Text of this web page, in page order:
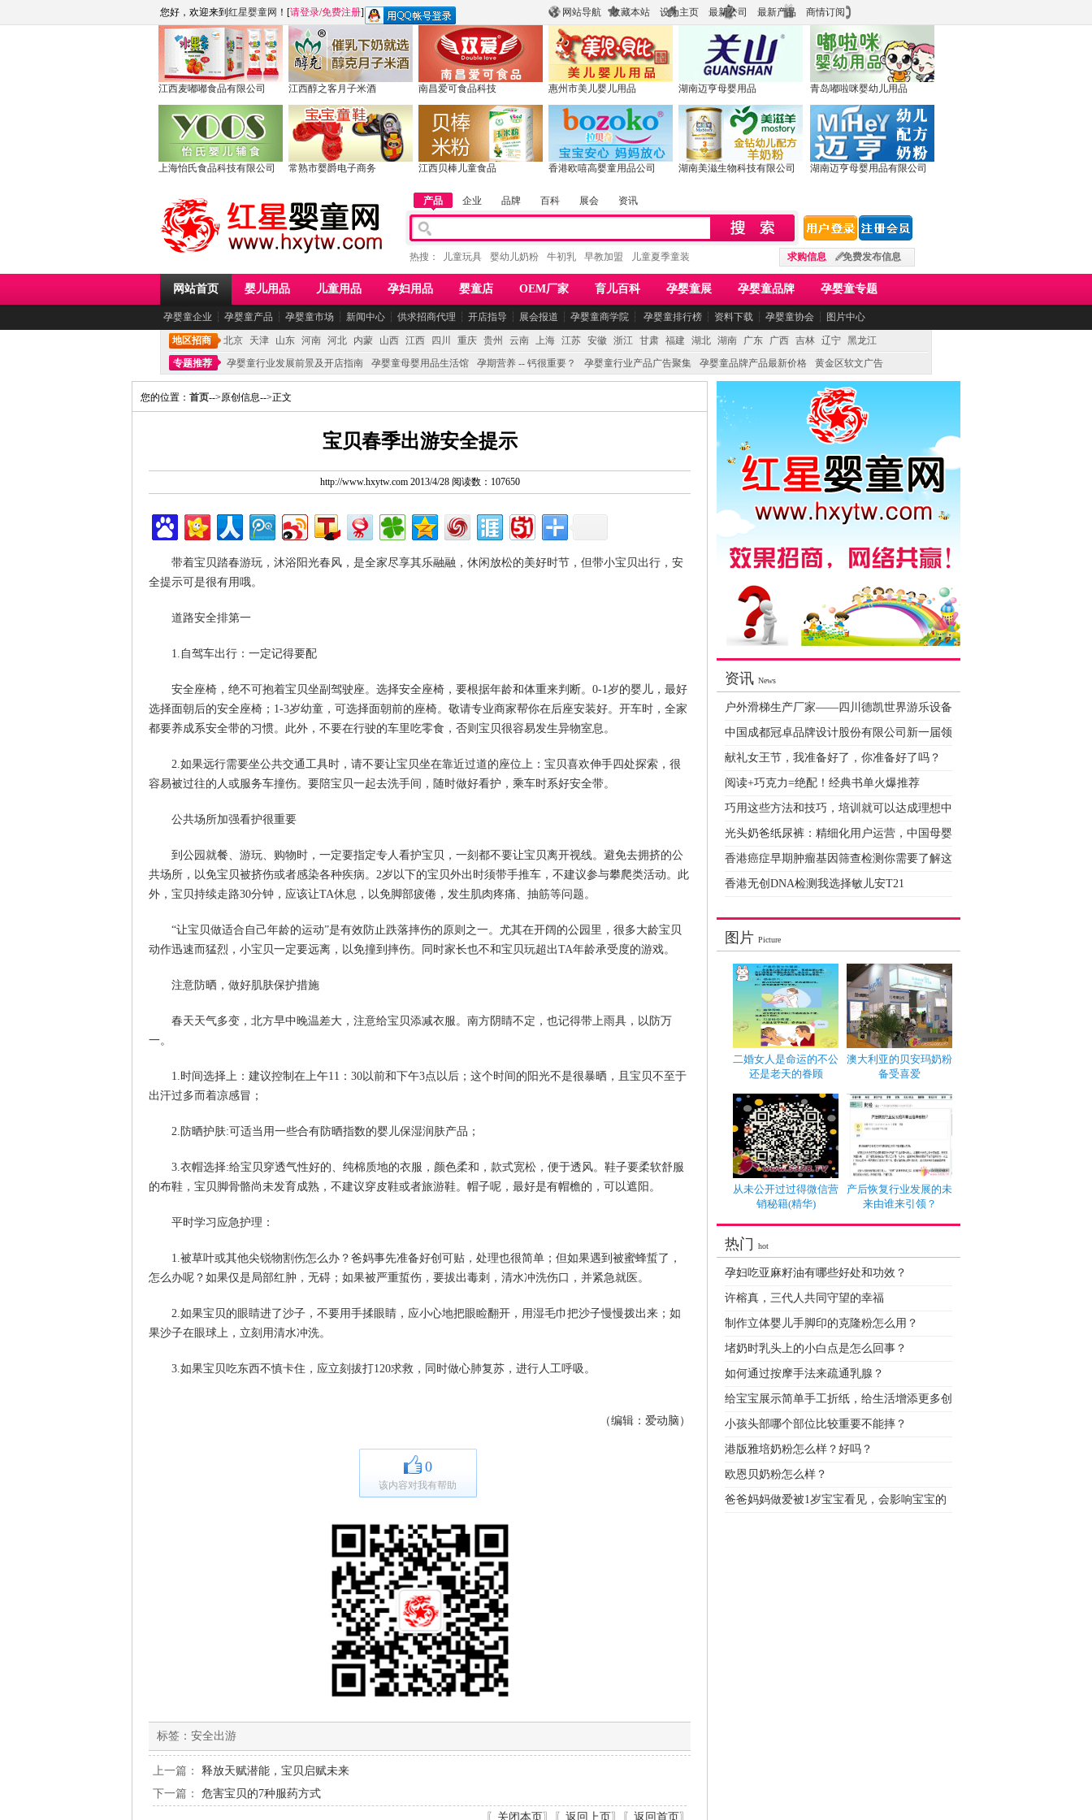
网站导航 收藏本站 设为主页 最新公司 最新产品 商情订阅
您好，欢迎来到 红星婴童网 ！[请登录/免费注册]
江西麦嘟嘟食品有限公司 江西醇之客月子米酒 南昌爱可食品科技 惠州市美儿婴儿用品 湖南迈亨母婴用品 青岛嘟啦咪婴幼儿用品
上海怡氏食品科技有限公司 常熟市婴爵电子商务 江西贝棒儿童食品 香港欧嘻高婴童用品公司 湖南美滋生物科技有限公司 湖南迈亨母婴用品有限公司
产品 企业 品牌 百科 展会 资讯
求购信息 免费发布信息
热搜： 儿童玩具 婴幼儿奶粉 牛初乳 早教加盟 儿童夏季童装
网站首页 婴儿用品 儿童用品 孕妇用品 婴童店 OEM厂家 育儿百科 孕婴童展 孕婴童品牌 孕婴童专题
孕婴童企业 ┆ 孕婴童产品 ┆ 孕婴童市场 ┆ 新闻中心 ┆ 供求招商代理 ┆ 开店指导 ┆ 展会报道 ┆ 孕婴童商学院 ┆ 孕婴童排行榜 ┆ 资料下载 ┆ 孕婴童协会 ┆ 图片中心
地区招商 北京 天津 山东 河南 河北 内蒙 山西 江西 四川 重庆 贵州 云南 上海 江苏 安徽 浙江 甘肃 福建 湖北 湖南 广东 广西 吉林 辽宁 黑龙江
专题推荐
孕婴童行业发展前景及开店指南 孕婴童母婴用品生活馆 孕期营养 -- 钙很重要？ 孕婴童行业产品广告聚集 孕婴童品牌产品最新价格 黄金区软文广告
您的位置： 首页-->原创信息-->正文
宝贝春季出游安全提示
http://www.hxytw.com 2013/4/28 阅读数：107650
带着宝贝踏春游玩，沐浴阳光春风，是全家尽享其乐融融，休闲放松的美好时节，但带小宝贝出行，安
全提示可是很有用哦。
道路安全排第一
1.自驾车出行：一定记得要配
安全座椅，绝不可抱着宝贝坐副驾驶座。选择安全座椅，要根据年龄和体重来判断。0-1岁的婴儿，最好
选择面朝后的安全座椅；1-3岁幼童，可选择面朝前的座椅。敬请专业商家帮你在后座安装好。开车时，全家
都要养成系安全带的习惯。此外，不要在行驶的车里吃零食，否则宝贝很容易发生异物室息。
2.如果远行需要坐公共交通工具时，请不要让宝贝坐在靠近过道的座位上：宝贝喜欢伸手四处探索，很
容易被过往的人或服务车撞伤。要陪宝贝一起去洗手间，随时做好看护，乘车时系好安全带。
公共场所加强看护很重要
到公园就餐、游玩、购物时，一定要指定专人看护宝贝，一刻都不要让宝贝离开视线。避免去拥挤的公
共场所，以免宝贝被挤伤或者感染各种疾病。2岁以下的宝贝外出时须带手推车，不建议参与攀爬类活动。此
外，宝贝持续走路30分钟，应该让TA休息，以免脚部疲倦，发生肌肉疼痛、抽筋等问题。
“让宝贝做适合自己年龄的运动”是有效防止跌落摔伤的原则之一。尤其在开阔的公园里，很多大龄宝贝
动作迅速而猛烈，小宝贝一定要远离，以免撞到摔伤。同时家长也不和宝贝玩超出TA年龄承受度的游戏。
注意防晒，做好肌肤保护措施
春天天气多变，北方早中晚温差大，注意给宝贝添减衣服。南方阴睛不定，也记得带上雨具，以防万
一。
1.时间选择上：建议控制在上午11：30以前和下午3点以后；这个时间的阳光不是很暴晒，且宝贝不至于
出汗过多而着凉感冒；
2.防晒护肤:可适当用一些合有防晒指数的婴儿保湿润肤产品；
3.衣帽选择:给宝贝穿透气性好的、纯棉质地的衣服，颜色柔和，款式宽松，便于透风。鞋子要柔软舒服
的布鞋，宝贝脚骨骼尚未发育成熟，不建议穿皮鞋或者旅游鞋。帽子呢，最好是有帽檐的，可以遮阳。
平时学习应急护理：
1.被草叶或其他尖锐物割伤怎么办？爸妈事先准备好创可贴，处理也很简单；但如果遇到被蜜蜂蜇了，
怎么办呢？如果仅是局部红肿，无碍；如果被严重蜇伤，要拔出毒刺，清水冲洗伤口，并紧急就医。
2.如果宝贝的眼睛进了沙子，不要用手揉眼睛，应小心地把眼睑翻开，用湿毛巾把沙子慢慢拨出来；如
果沙子在眼球上，立刻用清水冲洗。
3.如果宝贝吃东西不慎卡住，应立刻拔打120求救，同时做心肺复苏，进行人工呼吸。
（编辑：爱动脑）
0
该内容对我有帮助
标签： 安全出游
上一篇： 释放天赋潜能，宝贝启赋未来
下一篇： 危害宝贝的7种服药方式
〖 关闭本页〗〖 返回上页〗〖 返回首页〗
资讯 News
户外滑梯生产厂家——四川德凯世界游乐设备
中国成都冠卓品牌设计股份有限公司新一届领
献礼女王节，我准备好了，你准备好了吗？
阅读+巧克力=绝配！经典书单火爆推荐
巧用这些方法和技巧，培训就可以达成理想中
光头奶爸纸尿裤：精细化用户运营，中国母婴
香港癌症早期肿瘤基因筛查检测你需要了解这
香港无创DNA检测我选择敏儿安T21
图片 Picture
二婚女人是命运的不公
还是老天的眷顾
澳大利亚的贝安玛奶粉
备受喜爱
从未公开过过得微信营
销秘籍(精华)
产后恢复行业发展的未
来由谁来引领？
热门 hot
孕妇吃亚麻籽油有哪些好处和功效？
许榕真，三代人共同守望的幸福
制作立体婴儿手脚印的克隆粉怎么用？
堵奶时乳头上的小白点是怎么回事？
如何通过按摩手法来疏通乳腺？
给宝宝展示简单手工折纸，给生活增添更多创
小孩头部哪个部位比较重要不能摔？
港版雅培奶粉怎么样？好吗？
欧恩贝奶粉怎么样？
爸爸妈妈做爱被1岁宝宝看见，会影响宝宝的